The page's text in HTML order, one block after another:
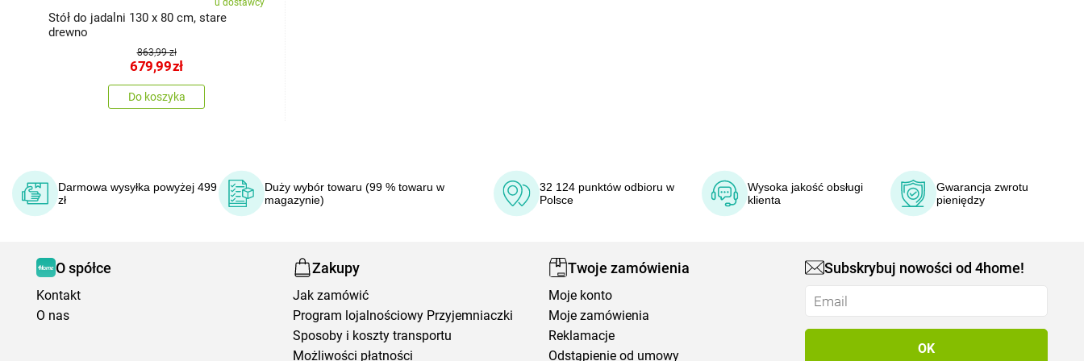
u dostawcy
Stół do jadalni 130 x 80 cm, stare
drewno
863,99 zł
679,99zł
Do koszyka
Darmowa wysyłka powyżej 499
zł
Duży wybór towaru (99 % towaru w
magazynie)
32 124 punktów odbioru w
Polsce
Wysoka jakość obsługi
klienta
Gwarancja zwrotu
pieniędzy
O spółce
Kontakt
O nas
Zakupy
Jak zamówić
Program lojalnościowy Przyjemniaczki
Sposoby i koszty transportu
Możliwości płatności
Twoje zamówienia
Moje konto
Moje zamówienia
Reklamacje
Odstąpienie od umowy
Subskrybuj nowości od 4home!